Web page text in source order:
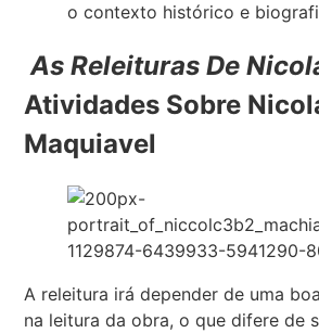
o contexto histórico e
As Releituras De
Atividades Sobre
Maquiavel
A releitura irá depender de uma
na leitura da obra, o que difere de